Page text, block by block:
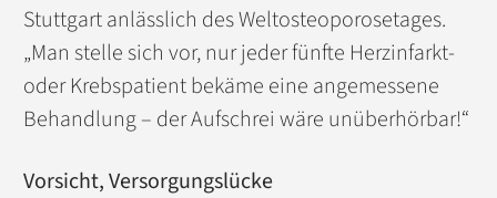
Stuttgart anlässlich des Weltosteoporosetages.
„Man stelle sich vor, nur jeder fünfte Herzinfarkt-
oder Krebspatient bekäme eine angemessene
Behandlung – der Aufschrei wäre unüberhörbar!“
Vorsicht, Versorgungslücke